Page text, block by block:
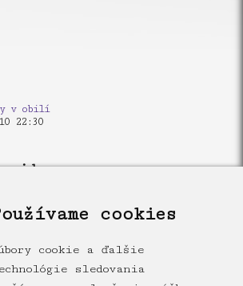
cookies
cookie a ďalšie
sledovania
v obilí
22:30
videu